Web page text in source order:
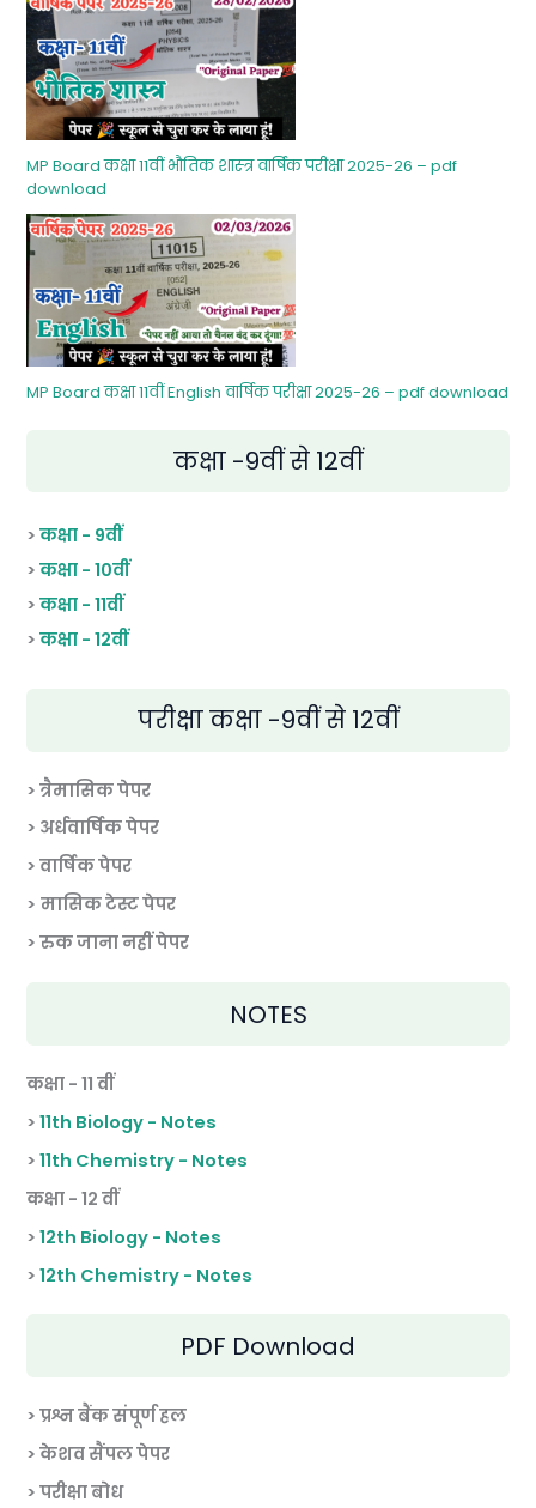
MP Board कक्षा 11वीं भौतिक शास्‍त्र वार्षिक परीक्षा 2025-26 – pdf
download
MP Board कक्षा 11वीं English वार्षिक परीक्षा 2025-26 – pdf download
कक्षा -9वीं से 12वीं
>कक्षा - 9वीं
>कक्षा - 10वीं
>कक्षा - 11वीं
>कक्षा - 12वीं
परीक्षा कक्षा -9वीं से 12वीं
> त्रैमासिक पेपर
> अर्धवार्षिक पेपर
> वार्षिक पेपर
> मासिक टेस्ट पेपर
> रुक जाना नहीं पेपर
NOTES
कक्षा - 11 वीं
>11th Biology - Notes
>11th Chemistry - Notes
कक्षा - 12 वीं
>12th Biology - Notes
>12th Chemistry - Notes
PDF Download
> प्रश्न बैंक संपूर्ण हल
> केशव सैंपल पेपर
> परीक्षा बोध